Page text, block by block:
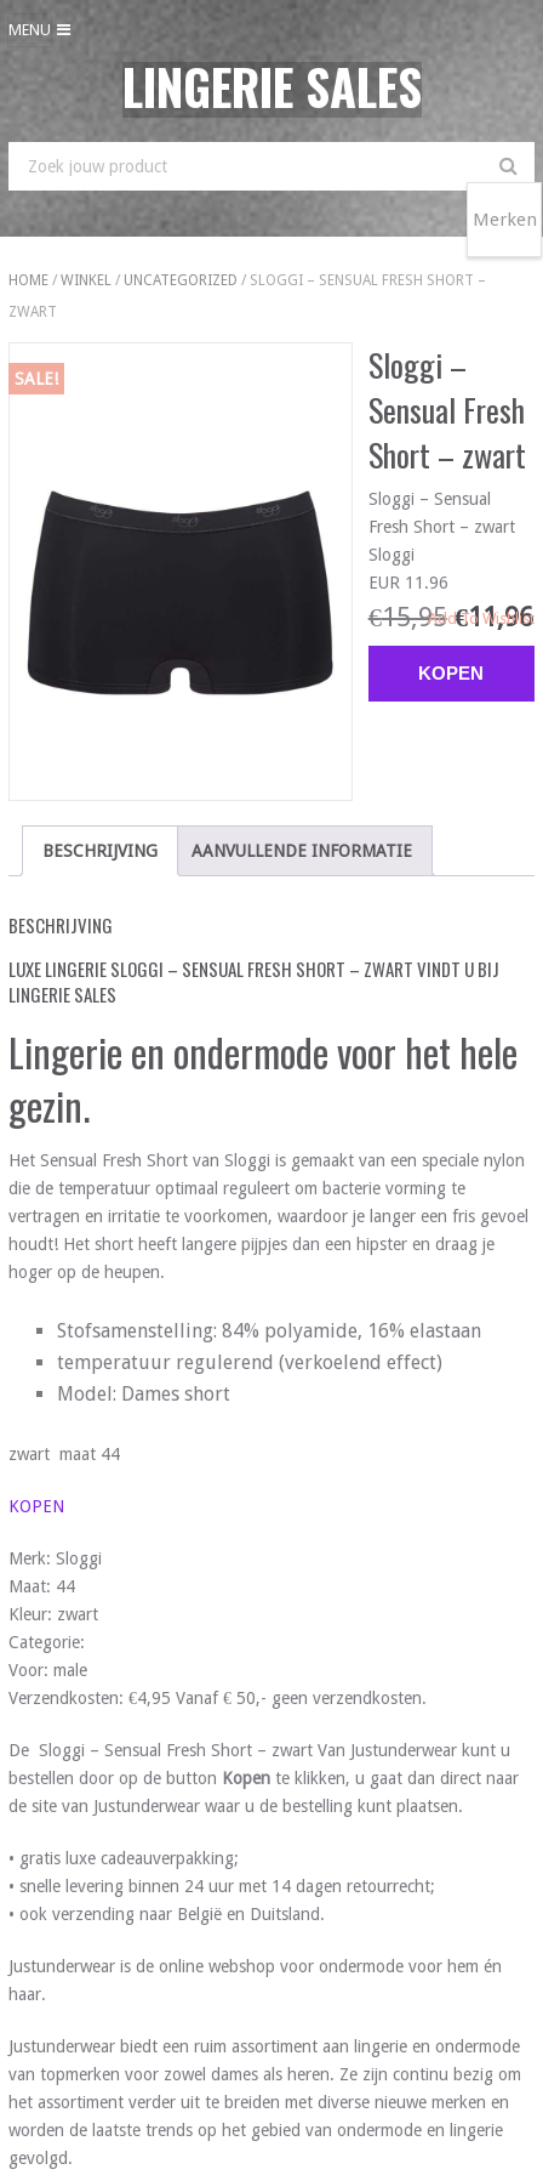
MENU
LINGERIE SALES
HOME/ WINKEL/ UNCATEGORIZED / SLOGGI – SENSUAL FRESH SHORT –
ZWART
SALE!
Sloggi –
Sensual Fresh
Short – zwart
Sloggi – Sensual
Fresh Short – zwart
Sloggi
EUR 11.96
€15,95 €11,96
KOPEN
Add To Wishlist
BESCHRIJVING AANVULLENDE INFORMATIE
BESCHRIJVING
LUXE LINGERIE SLOGGI – SENSUAL FRESH SHORT – ZWART VINDT U BIJ
LINGERIE SALES
Lingerie en ondermode voor het hele
gezin.
Het Sensual Fresh Short van Sloggi is gemaakt van een speciale nylon
die de temperatuur optimaal reguleert om bacterie vorming te
vertragen en irritatie te voorkomen, waardoor je langer een fris gevoel
houdt! Het short heeft langere pijpjes dan een hipster en draag je
hoger op de heupen.
Stofsamenstelling: 84% polyamide, 16% elastaan
temperatuur regulerend (verkoelend effect)
Model: Dames short
zwart maat 44
KOPEN
Merk: Sloggi
Maat: 44
Kleur: zwart
Categorie:
Voor: male
Verzendkosten: €4,95 Vanaf € 50,- geen verzendkosten.
De Sloggi – Sensual Fresh Short – zwart Van Justunderwear kunt u
bestellen door op de button Kopente klikken, u gaat dan direct naar
de site van Justunderwear waar u de bestelling kunt plaatsen.
• gratis luxe cadeauverpakking;
• snelle levering binnen 24 uur met 14 dagen retourrecht;
• ook verzending naar België en Duitsland.
Justunderwear is de online webshop voor ondermode voor hem én
haar.
Justunderwear biedt een ruim assortiment aan lingerie en ondermode
van topmerken voor zowel dames als heren. Ze zijn continu bezig om
het assortiment verder uit te breiden met diverse nieuwe merken en
worden de laatste trends op het gebied van ondermode en lingerie
gevolgd.
Merken